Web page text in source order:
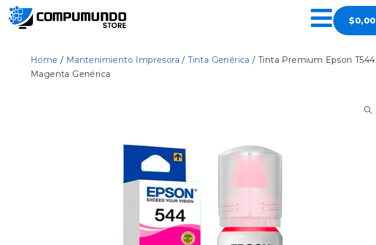
$0,00
Home / Mantenimiento Impresora /Tinta Genérica / Tinta Premium Epson T544
Magenta Genérica